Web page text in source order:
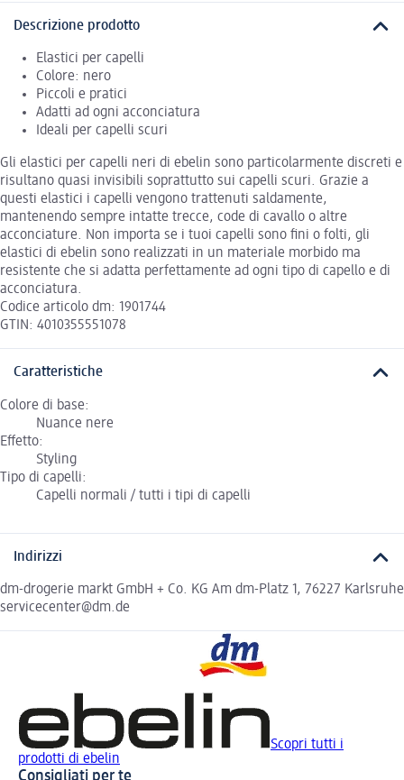
Descrizione prodotto
Elastici per capelli
Colore: nero
Piccoli e pratici
Adatti ad ogni acconciatura
Ideali per capelli scuri
Gli elastici per capelli neri di ebelin sono particolarmente discreti e
risultano quasi invisibili soprattutto sui capelli scuri. Grazie a
questi elastici i capelli vengono trattenuti saldamente,
mantenendo sempre intatte trecce, code di cavallo o altre
acconciature. Non importa se i tuoi capelli sono fini o folti, gli
elastici di ebelin sono realizzati in un materiale morbido ma
resistente che si adatta perfettamente ad ogni tipo di capello e di
acconciatura.
Codice articolo dm: 1901744
GTIN: 4010355551078
Caratteristiche
Colore di base:
Nuance nere
Effetto:
Styling
Tipo di capelli:
Capelli normali / tutti i tipi di capelli
Indirizzi
dm-drogerie markt GmbH + Co. KG Am dm-Platz 1, 76227 Karlsruhe
servicecenter@dm.de
Scopri tutti i
prodotti di ebelin
Consigliati per te